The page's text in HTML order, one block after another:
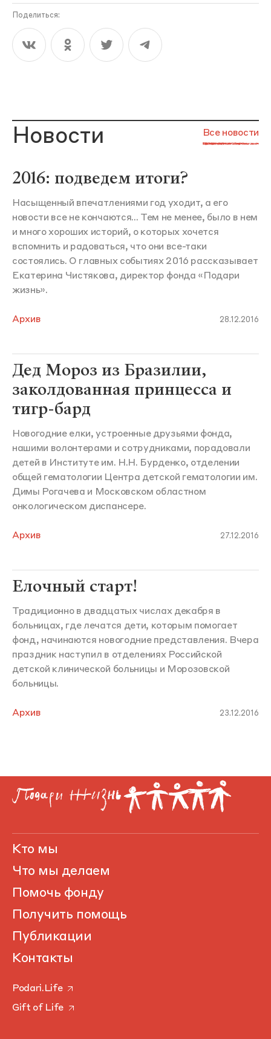
Поделиться:
Новости Все новости
2016: подведем итоги?
Насыщенный впечатлениями год уходит, а его
новости все не кончаются... Тем не менее, было в нем
и много хороших историй, о которых хочется
вспомнить и радоваться, что они все-таки
состоялись. О главных событиях 2016 рассказывает
Екатерина Чистякова, директор фонда «Подари
жизнь».
Архив 28.12.2016
Дед Мороз из Бразилии,
заколдованная принцесса и
тигр-бард
Новогодние елки, устроенные друзьями фонда,
нашими волонтерами и сотрудниками, порадовали
детей в Институте им. Н.Н. Бурденко, отделении
общей гематологии Центра детской гематологии им.
Димы Рогачева и Московском областном
онкологическом диспансере.
Архив 27.12.2016
Елочный старт!
Традиционно в двадцатых числах декабря в
больницах, где лечатся дети, которым помогает
фонд, начинаются новогодние представления. Вчера
праздник наступил в отделениях Российской
детской клинической больницы и Морозовской
больницы.
Архив 23.12.2016
Кто мы
Что мы делаем
Помочь фонду
Получить помощь
Публикации
Контакты
Podari.Life
Gift of Life